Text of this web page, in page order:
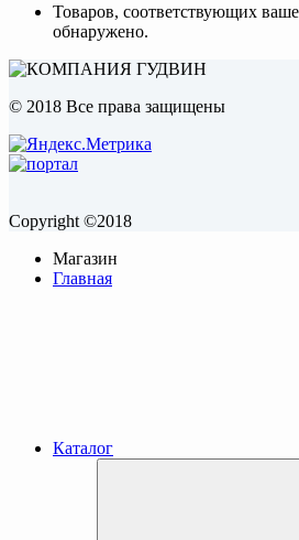
Товаров, соответствующих
обнаружено.
© 2018 Все права защищены
Copyright ©2018
Магазин
Главная
Каталог